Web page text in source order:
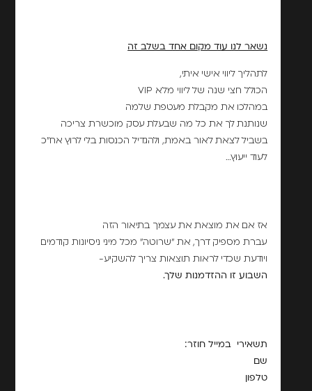
נשאר לנו עוד מקום אחד בשלב זה
לתהליך ליווי אישי איתי,
הכולל חצי שנה של ליווי מלא VIP
במהלכו את מקבלת מעטפת שלמה
שנותנת לך את כל מה שבעלת עסק מוכשרת צריכה
בשביל לצאת לאור באמת, ולהגדיל הכנסות בלי לרוץ אח"כ
לעוד ייעוץ…
אז אם את מוצאת את עצמך בתיאור הזה
עברת מספיק דרך, את "שרוטה" מכל מיני ניסיונות קודמים
ויודעת שכדי לראות תוצאות צריך להשקיע-
השבוע זו ההזדמנות שלך.
תשאירי במייל חוזר:
שם
טלפון